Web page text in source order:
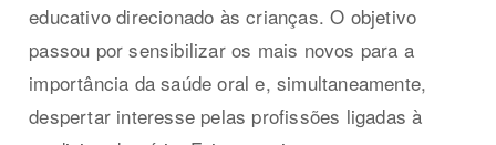
educativo direcionado às crianças. O objetivo
passou por sensibilizar os mais novos para a
importância da saúde oral e, simultaneamente,
despertar interesse pelas profissões ligadas à